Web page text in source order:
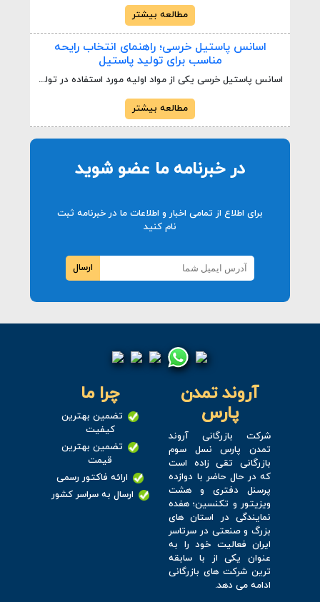
مطالعه بیشتر
اسانس پاستیل خرسی؛ راهنمای انتخاب رایحه
مناسب برای تولید پاستیل
اسانس پاستیل خرسی یکی از مواد اولیه مورد استفاده در تولید انواع پاستیل، آبنبات‌های نرم و محصولات ژله‌ای است که برای ایجاد یا تقویت رایحه و طعم محصول به کار می‌رود. انتخاب اسانس مناسب می‌تواند روی تجربه حسی مصرف‌کننده، جذابیت محصول و یکنواختی تولید تأثیر داشته باشد. در تولید صنعتی، تنها خوشایند بودن رایحه کافی نیست و سازگاری اسانس با فرمولاسیون، میزان مصرف، پایداری در فرآیند تولید و شرایط نگهداری نیز باید بررسی شود.
مطالعه بیشتر
در خبرنامه ما عضو شوید
برای اطلاع از تمامی اخبار و اطلاعات ما در خبرنامه ثبت
نام کنید
آروند تمدن
پارس
شرکت بازرگانی آروند
تمدن پارس نسل سوم
بازرگانی تقی زاده است
که در حال حاضر با دوازده
پرسنل دفتری و هشت
ویزیتور و تکنسین؛ هفده
نمایندگی در استان های
بزرگ و صنعتی در سرتاسر
ایران فعالیت خود را به
عنوان یکی از با سابقه
ترین شرکت های بازرگانی
ادامه می دهد.
چرا ما
تضمین بهترین
کیفیت
تضمین بهترین
قیمت
ارائه فاکتور رسمی
ارسال به سراسر کشور